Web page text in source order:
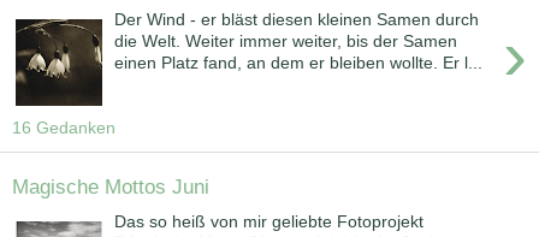
›
Der Wind - er bläst diesen kleinen Samen durch
die Welt. Weiter immer weiter, bis der Samen
einen Platz fand, an dem er bleiben wollte. Er l...
16 Gedanken
Magische Mottos Juni
Das so heiß von mir geliebte Fotoprojekt